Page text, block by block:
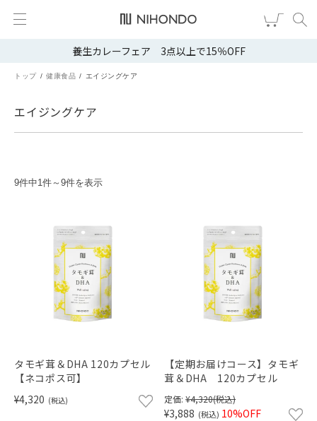
養生カレーフェア 3点以上で15％OFF
トップ 健康食品 エイジングケア
エイジングケア
9件中1件～9件を表示
タモギ茸＆DHA 120カプセル
【ネコポス可】
¥4,320 (税込)
【定期お届けコース】タモギ
茸＆DHA 120カプセル
定価: ¥4,320(税込)
¥3,888 (税込) 10%OFF
新規会員登録 ログイン
ヘア・ボディケア
ブランドから選ぶ